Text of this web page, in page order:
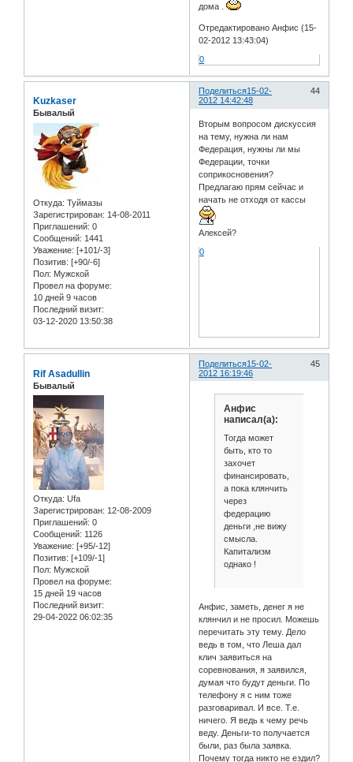
дома .
Отредактировано Анфис (15-
02-2012 13:43:04)
0
Поделиться 44
15-02-
2012 14:42:48
Kuzkaser
Бывалый
Откуда: Туймазы
Зарегистрирован: 14-08-2011
Приглашений: 0
Сообщений: 1441
Уважение: [+101/-3]
Позитив: [+90/-6]
Пол: Мужской
Провел на форуме:
10 дней 9 часов
Последний визит:
03-12-2020 13:50:38
Вторым вопросом дискуссия
на тему, нужна ли нам
Федерация, нужны ли мы
Федерации, точки
соприкосновения?
Предлагаю прям сейчас и
начать не отходя от кассы
Алексей?
0
Поделиться 45
15-02-
2012 16:19:46
Rif Asadullin
Бывалый
Откуда: Ufa
Зарегистрирован: 12-08-2009
Приглашений: 0
Сообщений: 1126
Уважение: [+95/-12]
Позитив: [+109/-1]
Пол: Мужской
Провел на форуме:
15 дней 19 часов
Последний визит:
29-04-2022 06:02:35
Анфис
написал(а):
Тогда может
быть, кто то
захочет
финансировать,
а пока клянчить
через
федерацию
деньги ,не вижу
смысла.
Капитализм
однако !
Анфис, заметь, денег я не
клянчил и не просил. Можешь
перечитать эту тему. Дело
ведь в том, что Леша дал
клич заявиться на
соревнования, я заявился,
думая что будут деньги. По
телефону я с ним тоже
разговаривал. И все. Т.е.
ничего. Я ведь к чему речь
веду. Деньги-то получается
были, раз была заявка.
Почему тогда никто не ездил?